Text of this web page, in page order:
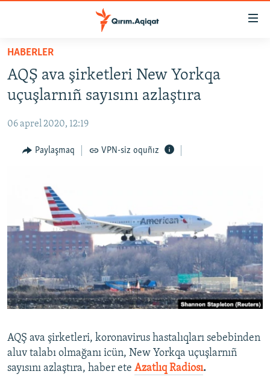
Esas
qaytmaq
Baş
navigatsiyağa
qaytmaq
qaytmaq
SİYASET
İQTİSADİYAT
CEMİYET
MEDENİYET
SÜRET
BLOGLAR
FİKİR
Русский
Українською
QOŞULIÑIZ!
HABERLER
AQŞ ava şirketleri New Yorkqa
uçuşlarnıñ sayısını azlaştıra
06 aprel 2020, 12:19
Paylaşmaq VPN-siz oquñız
AQŞ ava şirketleri, koronavirus hastalıqları sebebinden
aluv talabı olmağanı icün, New Yorkqa uçuşlarnıñ
sayısını azlaştıra, haber ete Azatlıq Radiosı.